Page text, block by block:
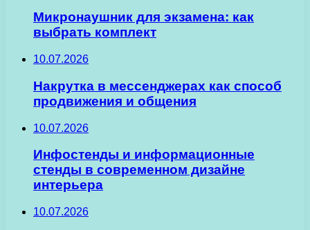
Микронаушник для экзамена: как
выбрать комплект
10.07.2026
Накрутка в мессенджерах как способ
продвижения и общения
10.07.2026
Инфостенды и информационные
стенды в современном дизайне
интерьера
10.07.2026